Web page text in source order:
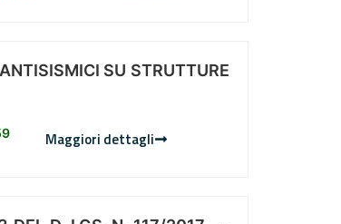
SU STRUTTURE
Maggiori dettagli